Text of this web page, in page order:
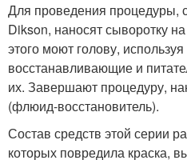
Для проведения
Dikson, наносят сыворотку
этого моют голову,
восстанавливающие и
их. Завершают процедуру,
(флюид-восстановитель).
Состав средств этой серии
которых повредила краска,